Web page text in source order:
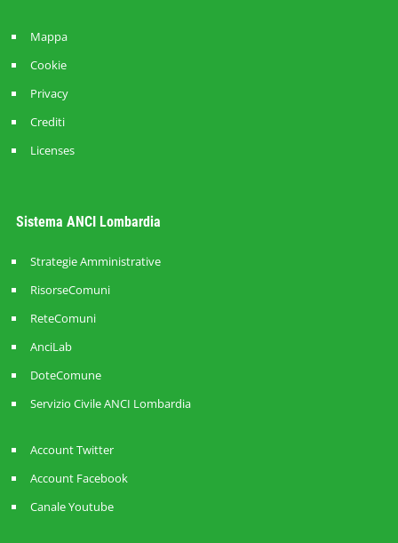
Mappa
Cookie
Privacy
Crediti
Licenses
Sistema ANCI Lombardia
Strategie Amministrative
RisorseComuni
ReteComuni
AnciLab
DoteComune
Servizio Civile ANCI Lombardia
Account Twitter
Account Facebook
Canale Youtube